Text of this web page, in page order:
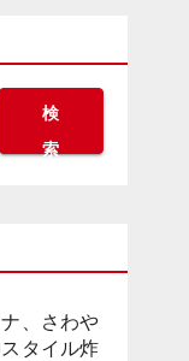
検
索
、さわや
タイル炸